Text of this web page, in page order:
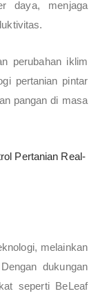
daya, menjaga
perubahan iklim
pertanian pintar
pangan di masa
Pertanian Real-
melainkan
dukungan
seperti BeLeaf